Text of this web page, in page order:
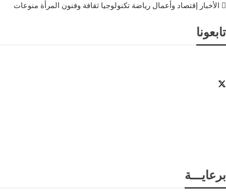
الأخبار إقتصاد وأعمال رياضة تكنولوجيا ثقافة وفنون المرأة منوعات
تابعونا
برعايـــة